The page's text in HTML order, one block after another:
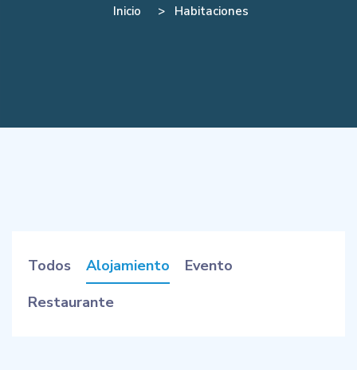
Inicio Habitaciones
Todos Alojamiento
Evento
Restaurante